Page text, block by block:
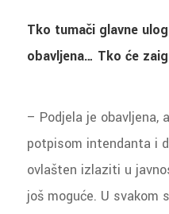
Tko tumači glavne
obavljena… Tko će
– Podjela je obavljena,
potpisom intendanta i
ovlašten izlaziti u
još moguće. U svakom